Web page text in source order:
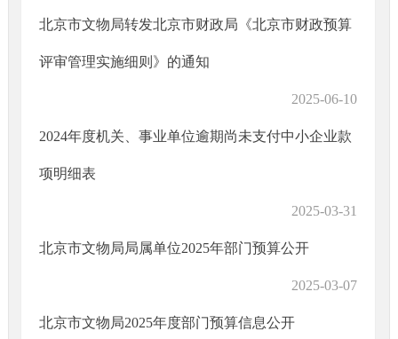
北京市文物局转发北京市财政局《北京市财政预算
评审管理实施细则》的通知
2025-06-10
2024年度机关、事业单位逾期尚未支付中小企业款
项明细表
2025-03-31
北京市文物局局属单位2025年部门预算公开
2025-03-07
北京市文物局2025年度部门预算信息公开